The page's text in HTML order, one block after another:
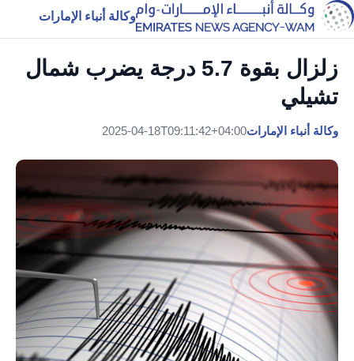
وكالة أنباء الإمارات
زلزال بقوة 5.7 درجة يضرب شمال
تشيلي
وكالة أنباء الإمارات2025-04-18T09:11:42+04:00